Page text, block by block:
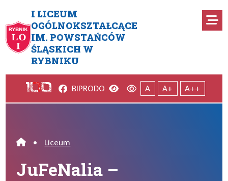
I LICEUM
OGÓLNOKSZTAŁCĄCE
IM. POWSTAŃCÓW
ŚLĄSKICH W
RYBNIKU
JuFeNalia – Małgorzata
Facebook
BIPRODO Wersja kontrastowa
Wersja domyślna
A A+ A++
Home
• Liceum
JuFeNalia –